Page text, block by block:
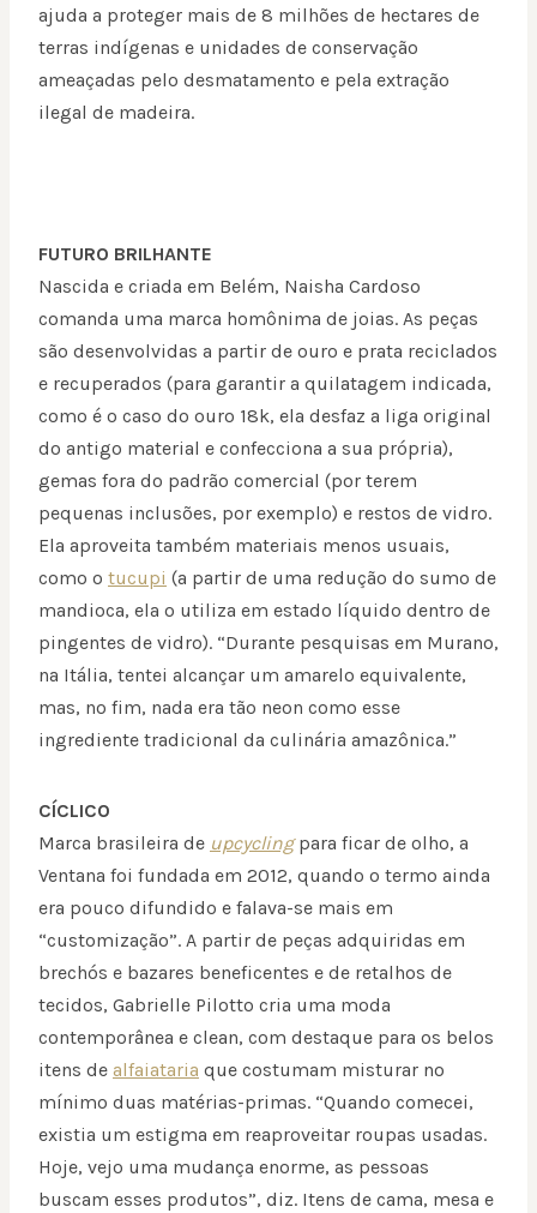
ajuda a proteger mais de 8 milhões de hectares de
terras indígenas e unidades de conservação
ameaçadas pelo desmatamento e pela extração
ilegal de madeira.
FUTURO BRILHANTE
Nascida e criada em Belém, Naisha Cardoso
comanda uma marca homônima de joias. As peças
são desenvolvidas a partir de ouro e prata reciclados
e recuperados (para garantir a quilatagem indicada,
como é o caso do ouro 18k, ela desfaz a liga original
do antigo material e confecciona a sua própria),
gemas fora do padrão comercial (por terem
pequenas inclusões, por exemplo) e restos de vidro.
Ela aproveita também materiais menos usuais,
como o tucupi (a partir de uma redução do sumo de
mandioca, ela o utiliza em estado líquido dentro de
pingentes de vidro). “Durante pesquisas em Murano,
na Itália, tentei alcançar um amarelo equivalente,
mas, no fim, nada era tão neon como esse
ingrediente tradicional da culinária amazônica.”
CÍCLICO
Marca brasileira de upcycling para ficar de olho, a
Ventana foi fundada em 2012, quando o termo ainda
era pouco difundido e falava-se mais em
“customização”. A partir de peças adquiridas em
brechós e bazares beneficentes e de retalhos de
tecidos, Gabrielle Pilotto cria uma moda
contemporânea e clean, com destaque para os belos
itens de alfaiataria que costumam misturar no
mínimo duas matérias-primas. “Quando comecei,
existia um estigma em reaproveitar roupas usadas.
Hoje, vejo uma mudança enorme, as pessoas
buscam esses produtos”, diz. Itens de cama, mesa e